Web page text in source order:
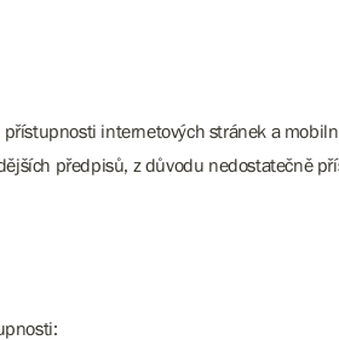
internetových stránek a
předpisů, z důvodu nedostatečně